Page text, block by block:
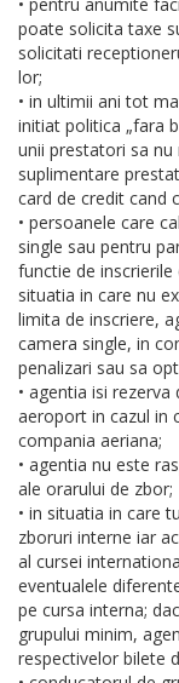
poate solicita taxe
solicitati
lor;
• in ultimii ani tot
initiat politica „fara
unii prestatori sa nu
suplimentare
card de credit cand
• persoanele care
single sau pentru
functie de
situatia in care nu
limita de inscriere,
camera single, in
penalizari sau sa
• agentia isi
aeroport in cazul in
compania aeriana;
• agentia nu este
ale orarului de zbor;
• in situatia in care
zboruri interne iar
al cursei
eventualele
pe cursa interna;
grupului minim,
respectivelor bilete